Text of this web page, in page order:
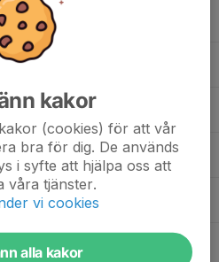
kakor
(cookies) för att vår
bra för dig. De används
i syfte att hjälpa oss att
våra tjänster.
vi cookies
alla kakor